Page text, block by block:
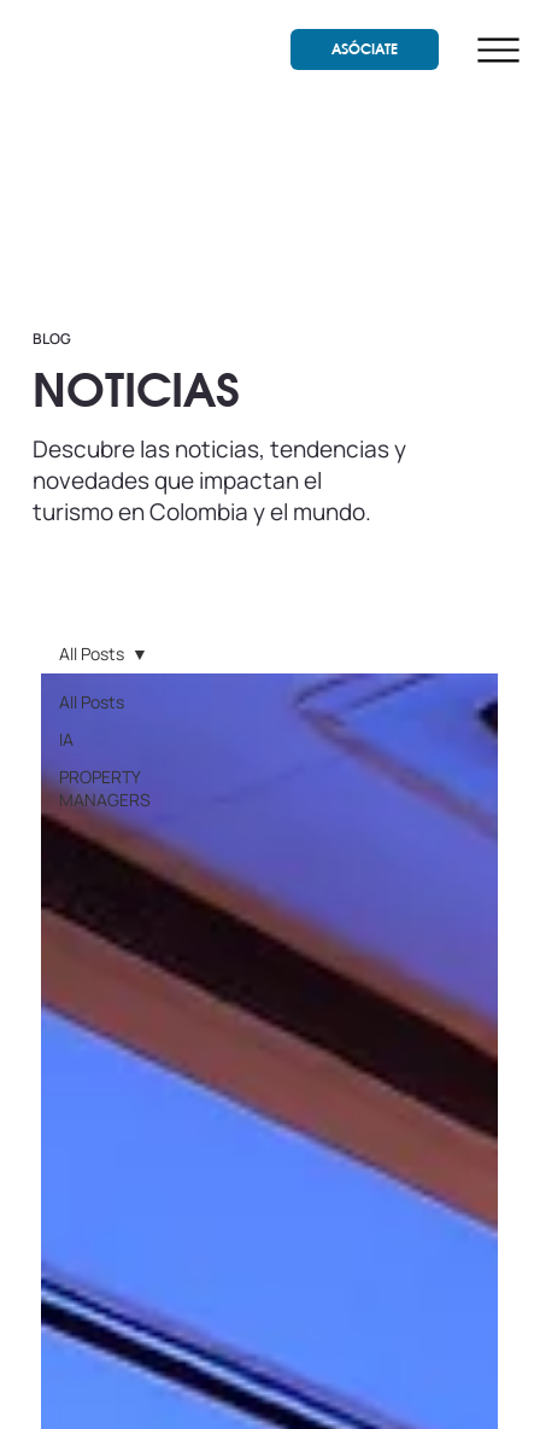
ASÓCIATE
BLOG
NOTICIAS
Descubre las noticias, tendencias y
novedades que impactan el
turismo en Colombia y el mundo.
All Posts
IA
PROPERTY
MANAGERS
All Posts